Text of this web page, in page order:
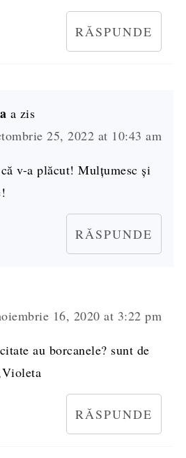
RĂSPUNDE
a zis
25, 2022 at 10:43 am
v-a plăcut! Mulțumesc și
RĂSPUNDE
16, 2020 at 3:22 pm
au borcanele? sunt de
RĂSPUNDE